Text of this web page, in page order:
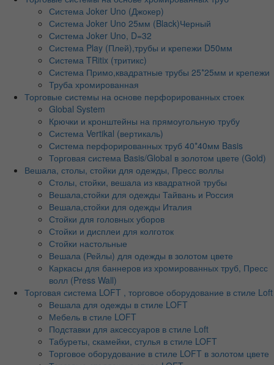
Система Joker Uno (Джокер)
Система Joker Uno 25мм (Black)Черный
Система Joker Uno, D=32
Система Play (Плей),трубы и крепежи D50мм
Система TRitix (тритикс)
Система Примо,квадратные трубы 25*25мм и крепежи
Труба хромированная
Торговые системы на основе перфорированных стоек
Global System
Крючки и кронштейны на прямоугольную трубу
Система Vertikal (вертикаль)
Система перфорированных труб 40*40мм Basis
Торговая система Basis/Global в золотом цвете (Gold)
Вешала, столы, стойки для одежды, Пресс воллы
Столы, стойки, вешала из квадратной трубы
Вешала,стойки для одежды Тайвань и Россия
Вешала,стойки для одежды Италия
Стойки для головных уборов
Стойки и дисплеи для колготок
Стойки настольные
Вешала (Рейлы) для одежды в золотом цвете
Каркасы для баннеров из хромированных труб, Пресс
волл (Press Wall)
Торговая система LOFT , торговое оборудование в стиле Loft
Вешала для одежды в стиле LOFT
Мебель в стиле LOFT
Подставки для аксессуаров в стиле Loft
Табуреты, скамейки, стулья в стиле LOFT
Торговое оборудование в стиле LOFT в золотом цвете